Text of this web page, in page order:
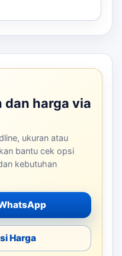
dan harga via
ukuran atau
bantu cek opsi
kebutuhan
Harga